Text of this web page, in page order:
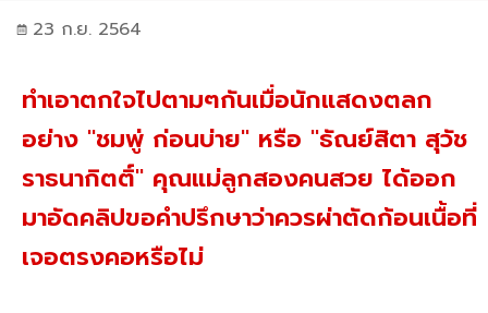
23 ก.ย. 2564
ทำเอาตกใจไปตามๆกันเมื่อนักแสดงตลก
อย่าง "ชมพู่ ก่อนบ่าย" หรือ "ธัณย์สิตา สุวัช
ราธนากิตติ์" คุณแม่ลูกสองคนสวย ได้ออก
มาอัดคลิปขอคำปรึกษาว่าควรผ่าตัดก้อนเนื้อที่
เจอตรงคอหรือไม่